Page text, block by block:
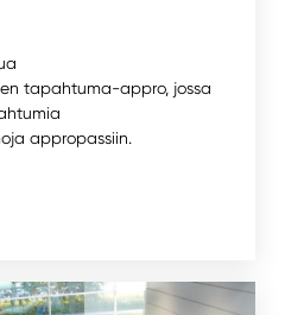
tapahtuma-appro, jossa
appropassiin.